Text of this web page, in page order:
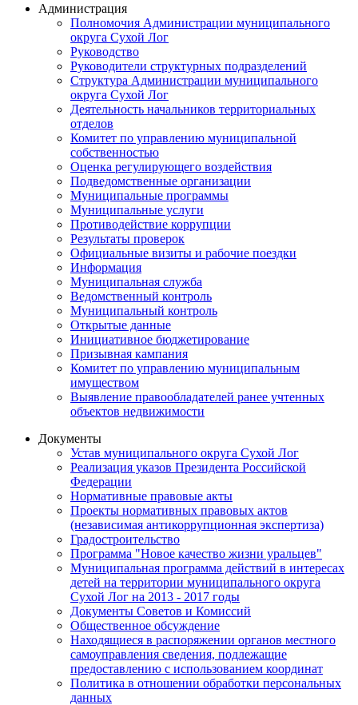
Администрация
Полномочия Администрации муниципального
округа Сухой Лог
Руководство
Руководители структурных подразделений
Структура Администрации муниципального
округа Сухой Лог
Деятельность начальников территориальных
отделов
Комитет по управлению муниципальной
собственностью
Оценка регулирующего воздействия
Подведомственные организации
Муниципальные программы
Муниципальные услуги
Противодействие коррупции
Результаты проверок
Официальные визиты и рабочие поездки
Информация
Муниципальная служба
Ведомственный контроль
Муниципальный контроль
Открытые данные
Инициативное бюджетирование
Призывная кампания
Комитет по управлению муниципальным
имуществом
Выявление правообладателей ранее учтенных
объектов недвижимости
Документы
Устав муниципального округа Сухой Лог
Реализация указов Президента Российской
Федерации
Нормативные правовые акты
Проекты нормативных правовых актов
(независимая антикоррупционная экспертиза)
Градостроительство
Программа "Новое качество жизни уральцев"
Муниципальная программа действий в интересах
детей на территории муниципального округа
Сухой Лог на 2013 - 2017 годы
Документы Советов и Комиссий
Общественное обсуждение
Находящиеся в распоряжении органов местного
самоуправления сведения, подлежащие
предоставлению с использованием координат
Политика в отношении обработки персональных
данных